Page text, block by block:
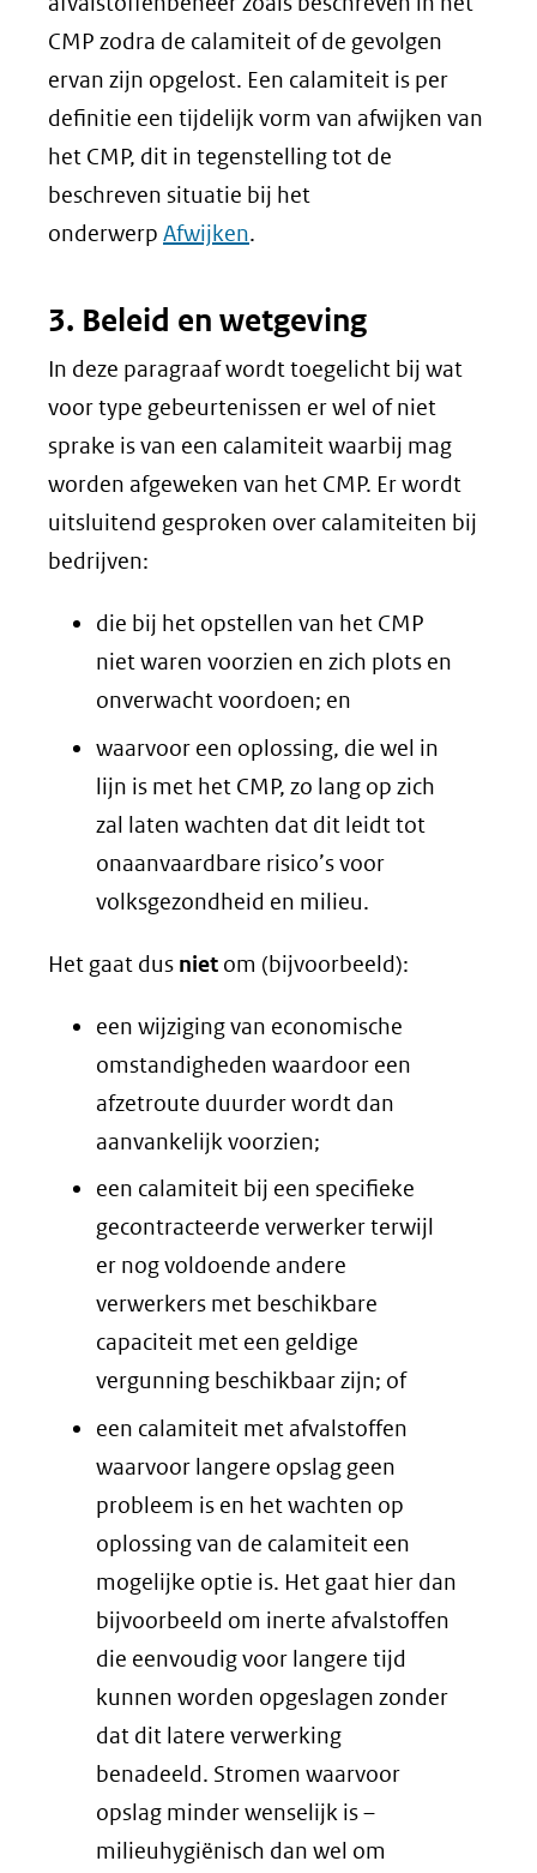
CMP zodra de calamiteit of de gevolgen
ervan zijn opgelost. Een calamiteit is per
definitie een tijdelijk vorm van afwijken van
het CMP, dit in tegenstelling tot de
beschreven situatie bij het
onderwerp Afwijken.
3. Beleid en wetgeving
In deze paragraaf wordt toegelicht bij wat
voor type gebeurtenissen er wel of niet
sprake is van een calamiteit waarbij mag
worden afgeweken van het CMP. Er wordt
uitsluitend gesproken over calamiteiten bij
bedrijven:
die bij het opstellen van het CMP
niet waren voorzien en zich plots en
onverwacht voordoen; en
waarvoor een oplossing, die wel in
lijn is met het CMP, zo lang op zich
zal laten wachten dat dit leidt tot
onaanvaardbare risico’s voor
volksgezondheid en milieu.
Het gaat dus niet om (bijvoorbeeld):
een wijziging van economische
omstandigheden waardoor een
afzetroute duurder wordt dan
aanvankelijk voorzien;
een calamiteit bij een specifieke
gecontracteerde verwerker terwijl
er nog voldoende andere
verwerkers met beschikbare
capaciteit met een geldige
vergunning beschikbaar zijn; of
een calamiteit met afvalstoffen
waarvoor langere opslag geen
probleem is en het wachten op
oplossing van de calamiteit een
mogelijke optie is. Het gaat hier dan
bijvoorbeeld om inerte afvalstoffen
die eenvoudig voor langere tijd
kunnen worden opgeslagen zonder
dat dit latere verwerking
benadeeld. Stromen waarvoor
opslag minder wenselijk is –
milieuhygiënisch dan wel om